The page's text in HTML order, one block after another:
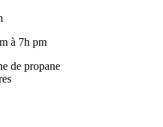
à 7h pm
de propane